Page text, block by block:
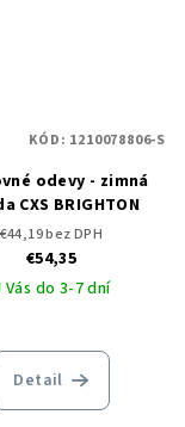
odevy - zimná
CXS BRIGHTON
€44,19 bez DPH
€54,35
Vás do 3-7 dní
Detail
KÓD: 1210078806-S